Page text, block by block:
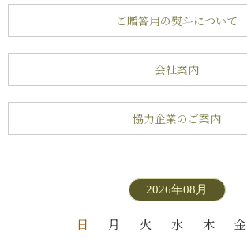
ご贈答用の熨斗について
会社案内
協力企業のご案内
2026年08月
日 月 火 水 木 金